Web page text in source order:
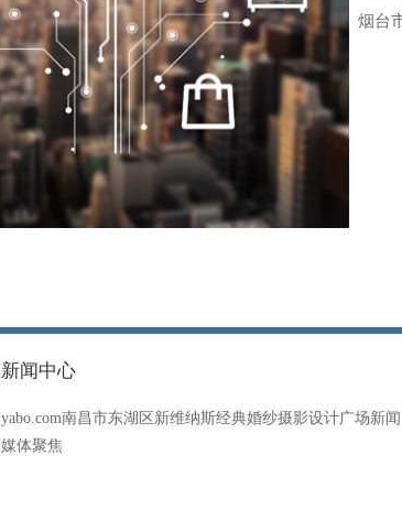
烟台
新闻中心
yabo.com南昌市东湖区新维纳斯经典婚纱摄影设计广场新闻
媒体聚焦